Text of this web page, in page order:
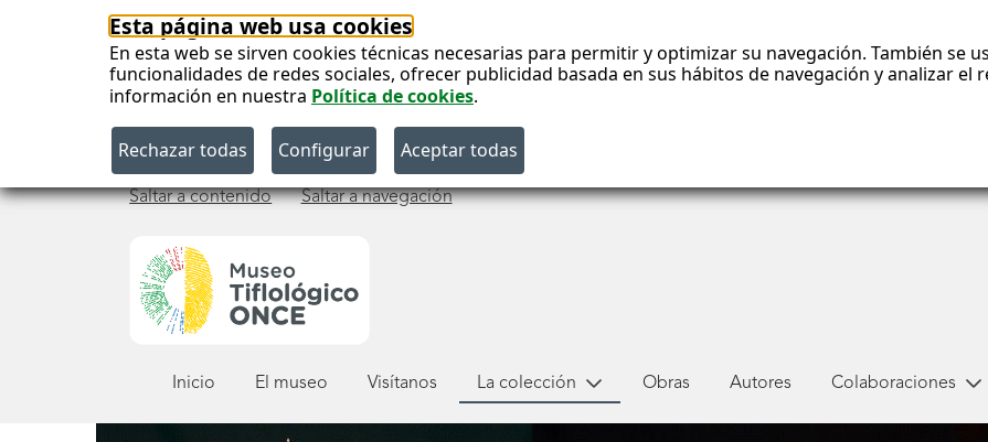
Esta página web usa cookies
En esta web se sirven cookies técnicas necesarias para permitir y optimizar su navegación. También se
funcionalidades de redes sociales, ofrecer publicidad basada en sus hábitos de navegación y analizar
información en nuestra Política de cookies.
Saltar a contenido Saltar a navegación
Inicio El museo Visítanos La colección Obras Autores Colaboraciones